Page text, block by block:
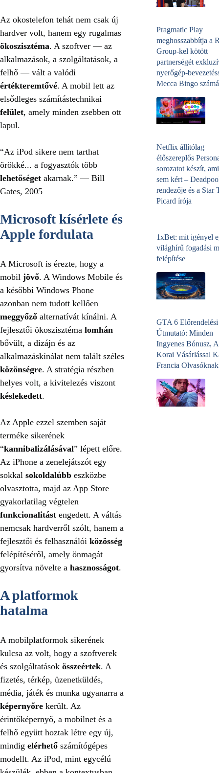
Az okostelefon tehát nem csak új
hardver volt, hanem egy rugalmas
ökoszisztéma. A szoftver — az
alkalmazások, a szolgáltatások, a
felhő — vált a valódi
értékteremtővé. A mobil lett az
elsődleges számítástechnikai
felület, amely minden zsebben ott
lapul.
“Az iPod sikere nem tarthat
örökké... a fogyasztók több
lehetőséget akarnak.” — Bill
Gates, 2005
Microsoft kísérlete és
Apple fordulata
A Microsoft is érezte, hogy a
mobil jövő. A Windows Mobile és
a későbbi Windows Phone
azonban nem tudott kellően
meggyőző alternatívát kínálni. A
fejlesztői ökoszisztéma lomhán
bővült, a dizájn és az
alkalmazáskínálat nem talált széles
közönségre. A stratégia részben
helyes volt, a kivitelezés viszont
késlekedett.
Az Apple ezzel szemben saját
terméke sikerének
“kannibalizálásával” lépett előre.
Az iPhone a zenelejátszót egy
sokkal sokoldalúbb eszközbe
olvasztotta, majd az App Store
gyakorlatilag végtelen
funkcionalitást engedett. A váltás
nemcsak hardverről szólt, hanem a
fejlesztői és felhasználói közösség
felépítéséről, amely önmagát
gyorsítva növelte a hasznosságot.
A platformok
hatalma
A mobilplatformok sikerének
kulcsa az volt, hogy a szoftverek
és szolgáltatások összeértek. A
fizetés, térkép, üzenetküldés,
média, játék és munka ugyanarra a
képernyőre került. Az
érintőképernyő, a mobilnet és a
felhő együtt hoztak létre egy új,
mindig elérhető számítógépes
modellt. Az iPod, mint egycélú
Pragmatic Play
meghosszabbítja a
Group-kel kötött
partnerségét
nyerőgép-
Mecca Bingo
Netflix állítólag
élőszereplős
sorozatot készít,
sem kért –
rendezője és a Star
Picard írója
1xBet: mit igényel
világhírű fogadási
felépítése
GTA 6 Előrendelési
Útmutató: Minden
Ingyenes Bónusz,
Korai Vásárlással
Francia Olvasóknak